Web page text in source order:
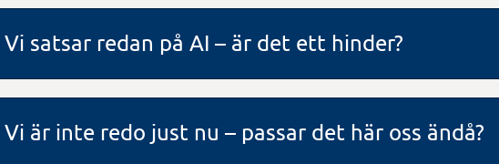
Vi satsar redan på AI – är det ett hinder?
Vi är inte redo just nu – passar det här oss ändå?